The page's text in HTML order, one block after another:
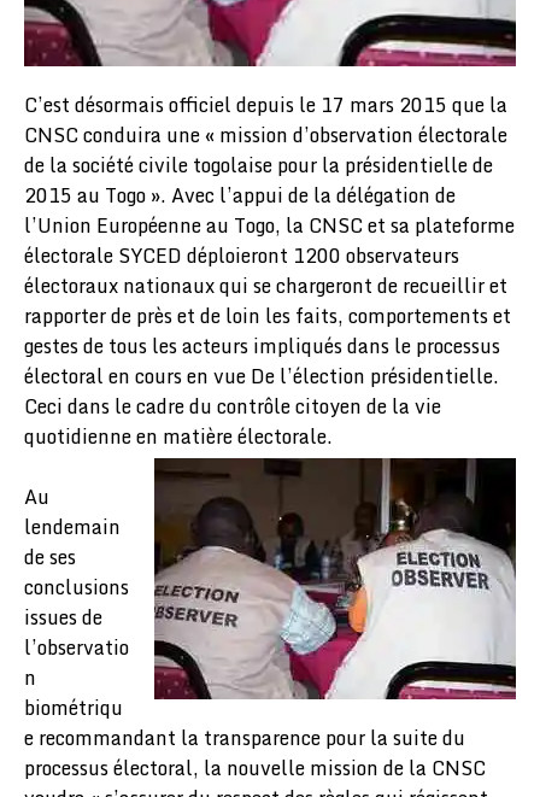
C’est désormais officiel depuis le 17 mars 2015 que la
CNSC conduira une « mission d’observation électorale
de la société civile togolaise pour la présidentielle de
2015 au Togo ». Avec l’appui de la délégation de
l’Union Européenne au Togo, la CNSC et sa plateforme
électorale SYCED déploieront 1200 observateurs
électoraux nationaux qui se chargeront de recueillir et
rapporter de près et de loin les faits, comportements et
gestes de tous les acteurs impliqués dans le processus
électoral en cours en vue De l’élection présidentielle.
Ceci dans le cadre du contrôle citoyen de la vie
quotidienne en matière électorale.
Au
lendemain
de ses
conclusions
issues de
l’observatio
n
biométriqu
e recommandant la transparence pour la suite du
processus électoral, la nouvelle mission de la CNSC